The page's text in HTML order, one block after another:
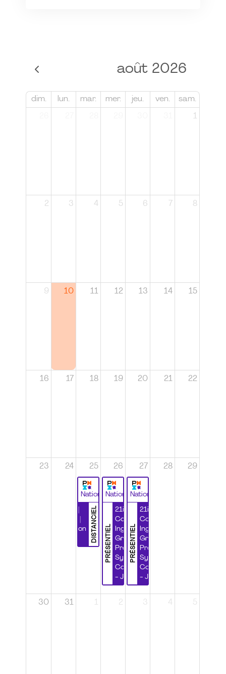
août 2026
dim. lun. mar. mer. jeu. ven. sam.
1
2 3 4 5 6 7 8
9 10 11 12 13 14 15
16 17 18 19 20 21 22
23 24 25
National
DISTANCIEL
Certification
26
National
PRÉSENTIEL
21ième
Congrès
Ingénierie
Grands
Projets et
Systèmes
Complexes
- Jour 1
27
National
PRÉSENTIEL
21ième
Congrès
Ingénierie
Grands
Projets et
Systèmes
Complexes
- Jour 2
28 29
30 31 1 2 3 4 5